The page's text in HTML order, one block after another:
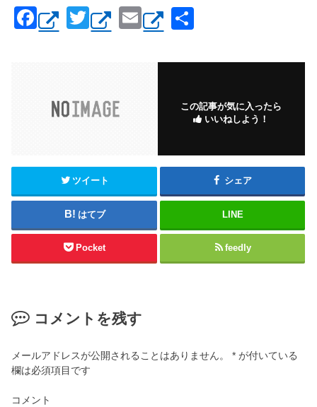
F
a
T
wi
E
m
ail
この記事が気に入ったら
いいねしよう！
ツイート シェア
はてブ LINE
Pocket feedly
コメントを残す
メールアドレスが公開されることはありません。 * が付いている
欄は必須項目です
コメント